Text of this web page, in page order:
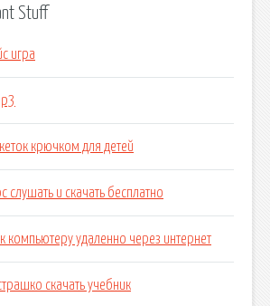
Stuff
игра
крючком для детей
слушать и скачать бесплатно
компьютеру удаленно через интернет
скачать учебник